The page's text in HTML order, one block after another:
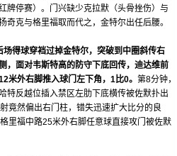
牌停赛）。门兴缺少克拉默（头骨挫伤）与
奇克与格里福取而代之，金特尔出任后腰。
得球穿裆过掉金特尔，突破到中圈斜传右
，面对韦斯特高的防守下底回传，迪达维前
米外右脚推入球门左下角，1比0。 第8分钟，
特反越位插入禁区左肋下底横传被佐默扑出
竟然偏出右门柱，错失迅速扩大比分的良
里福中路25米外右脚任意球直接攻门被佐默